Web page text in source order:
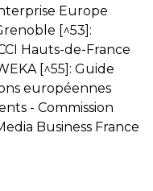
Europe
[^53]:
Hauts-de-France
[^55]: Guide
européennes
- Commission
Business France